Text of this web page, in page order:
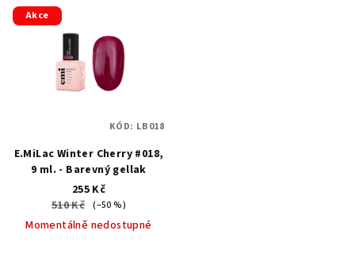
Akce
E.MiLac Winter Cherry #018,
9 ml. - Barevný gellak
255 Kč
510 Kč (–50 %)
Momentálně nedostupné
KÓD: LB018